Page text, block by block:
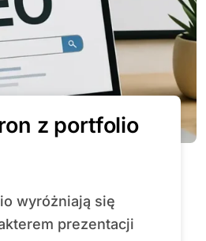
z portfolio
prezentacji